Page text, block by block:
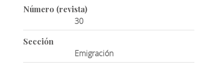
Número (revista)
30
Sección
Emigración